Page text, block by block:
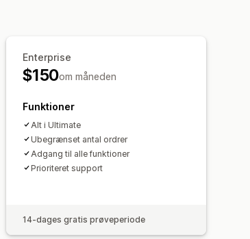
produkt Priser
Enterprise
$150om måneden
Funktioner
Alt i Ultimate
Ubegrænset antal ordrer
Adgang til alle funktioner
Prioriteret support
14-dages gratis prøveperiode